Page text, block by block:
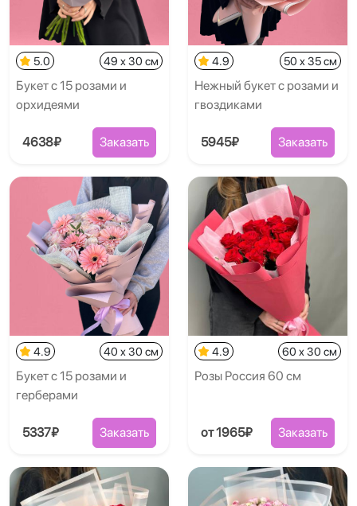
5.0 49 x 30 см
Букет с 15 розами и
орхидеями
4638₽ Заказать
4.9 50 x 35 см
Нежный букет с розами и
гвоздиками
5945₽ Заказать
4.9 40 x 30 см
Букет с 15 розами и
герберами
5337₽ Заказать
4.9 60 x 30 см
Розы Россия 60 см
от 1965₽ Заказать